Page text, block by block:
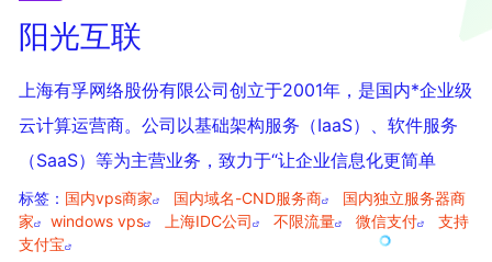
阳光互联
上海有孚网络股份有限公司创立于2001年，是国内*企业级
云计算运营商。公司以基础架构服务（IaaS）、软件服务
（SaaS）等为主营业务，致力于“让企业信息化更简单
标签： 国内vps商家 国内域名-CND服务商
国内独立服务器商
家
windows vps 上海IDC公司 不限流量 微信支付
支持
支付宝